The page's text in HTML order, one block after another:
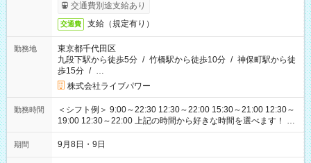
交通費別途支給あり
交通費 支給（規定有り）
勤務地
東京都千代田区
九段下駅から徒歩5分 / 竹橋駅から徒歩10分 / 神保町駅から徒
歩15分 / …
株式会社ライブパワー
勤務時間
＜シフト例＞ 9:00～22:30 12:30～22:00 15:30～21:00 12:30～
19:00 12:30～22:00 上記の時間から好きな時間を選べます！ ※
時間は変更となる可能性があります
期間 9月8日・9日